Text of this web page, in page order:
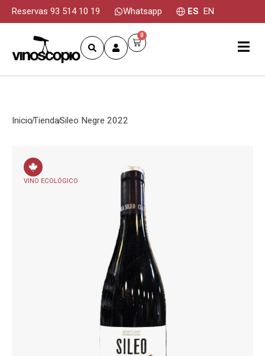
Reservas 93 514 10 19 Whatsapp ES EN
0
InicioTiendaSileo Negre 2022
VINO ECOLÓGICO